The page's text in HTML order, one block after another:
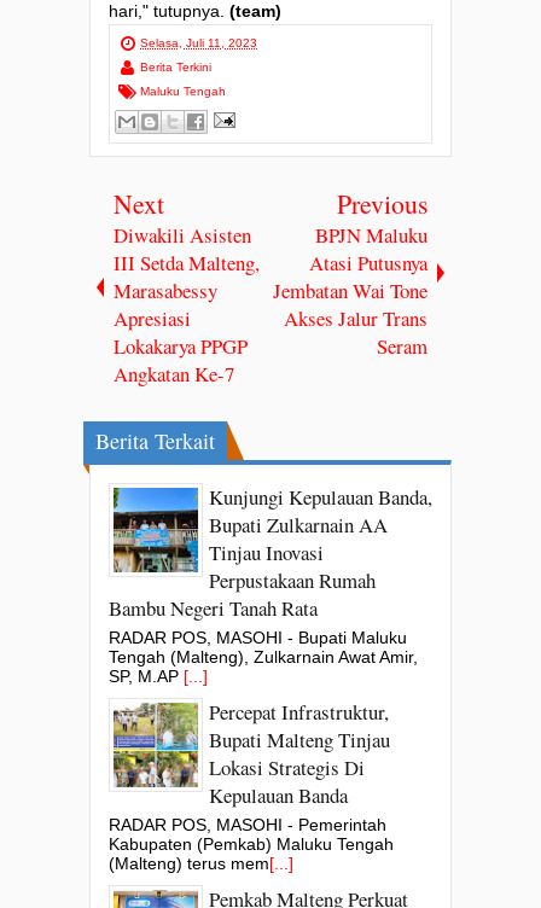
hari," tutupnya. (team)
Selasa, Juli 11, 2023
Berita Terkini
Maluku Tengah
Next
Diwakili Asisten
III Setda Malteng,
Marasabessy
Apresiasi
Lokakarya PPGP
Angkatan Ke-7
Previous
BPJN Maluku
Atasi Putusnya
Jembatan Wai Tone
Akses Jalur Trans
Seram
Berita Terkait
Kunjungi Kepulauan Banda,
Bupati Zulkarnain AA
Tinjau Inovasi
Perpustakaan Rumah
Bambu Negeri Tanah Rata
RADAR POS, MASOHI - Bupati Maluku
Tengah (Malteng), Zulkarnain Awat Amir,
SP, M.AP [...]
Percepat Infrastruktur,
Bupati Malteng Tinjau
Lokasi Strategis Di
Kepulauan Banda
RADAR POS, MASOHI - Pemerintah
Kabupaten (Pemkab) Maluku Tengah
(Malteng) terus mem[...]
Pemkab Malteng Perkuat